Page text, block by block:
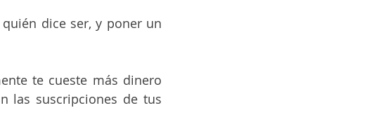
dice ser, y poner un
te cueste más dinero
las suscripciones de tus